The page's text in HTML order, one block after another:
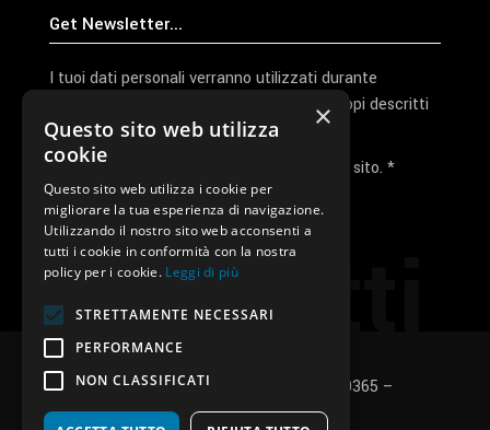
Contatti
I tuoi dati personali verranno utilizzati durante
l'elaborazione della richiesta e per altri scopi descritti
nella nostraprivacy policy
Ho letto e accetto la privacy policy del sito. *
Invia I Dati
SUNUP S.r.l. – P.Iva e C.F.: 03496530365 –
Privacy policy –Cookies policy
×
Questo sito web utilizza
cookie
Questo sito web utilizza i cookie per
migliorare la tua esperienza di navigazione.
Utilizzando il nostro sito web acconsenti a
tutti i cookie in conformità con la nostra
policy per i cookie. Leggi di più
STRETTAMENTE NECESSARI
PERFORMANCE
NON CLASSIFICATI